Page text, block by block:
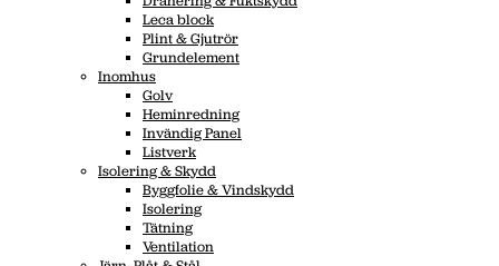
Leca block
Plint & Gjutrör
Grundelement
Inomhus
Golv
Heminredning
Invändig Panel
Listverk
Isolering & Skydd
Byggfolie & Vindskydd
Isolering
Tätning
Ventilation